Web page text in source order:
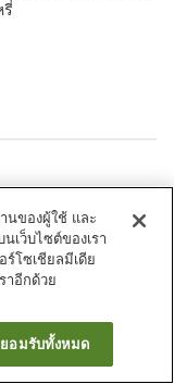
รี่
อัตโนมัติ
Sakura Terrace
นของผู้ใช้ และ
เว็บไซต์ของเรา
ร์โซเชียลมีเดีย
าอีกด้วย
ยอมรับทั้งหมด